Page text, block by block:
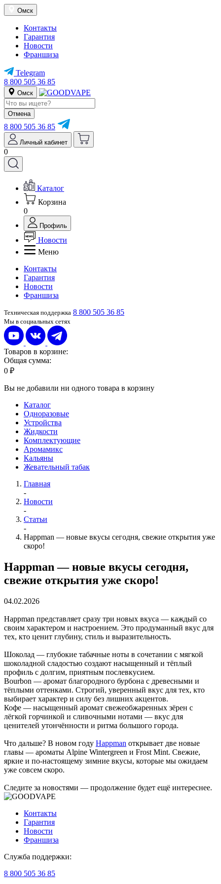
Омск
Контакты
Гарантия
Новости
Франшиза
Telegram
8 800 505 36 85
Омск
Отмена
8 800 505 36 85
Личный кабинет
0
Каталог
Корзина
0
Профиль
Новости
Меню
Контакты
Гарантия
Новости
Франшиза
Техническая поддержка 8 800 505 36 85
Мы в социальных сетях
Товаров в корзине:
Общая сумма:
0 ₽
Вы не добавили ни одного товара в корзину
Каталог
Одноразовые
Устройства
Жидкости
Комплектующие
Аромамикс
Кальяны
Жевательный табак
Главная
-
Новости
-
Статьи
-
Happman — новые вкусы сегодня, свежие открытия уже
скоро!
Happman — новые вкусы сегодня,
свежие открытия уже скоро!
04.02.2026
Happman представляет сразу три новых вкуса — каждый со
своим характером и настроением. Это продуманный вкус для
тех, кто ценит глубину, стиль и выразительность.
Шоколад — глубокие табачные ноты в сочетании с мягкой
шоколадной сладостью создают насыщенный и тёплый
профиль с долгим, приятным послевкусием.
Bourbon — аромат благородного бурбона с древесными и
тёплыми оттенками. Строгий, уверенный вкус для тех, кто
выбирает характер и силу без лишних акцентов.
Кофе — насыщенный аромат свежеобжаренных зёрен с
лёгкой горчинкой и сливочными нотами — вкус для
ценителей утончённости и ритма большого города.
Что дальше? В новом году Happman открывает две новые
главы — ароматы Alpine Wintergreen и Frost Mint. Свежие,
яркие и по-настоящему зимние вкусы, которые мы ожидаем
уже совсем скоро.
Следите за новостями — продолжение будет ещё интереснее.
Контакты
Гарантия
Новости
Франшиза
Служба поддержки:
8 800 505 36 85